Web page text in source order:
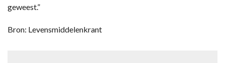
geweest.”
Bron: Levensmiddelenkrant